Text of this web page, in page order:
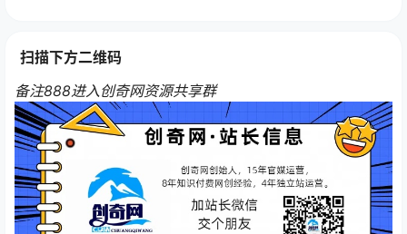
扫描下方二维码
备注888进入创奇网资源共享群